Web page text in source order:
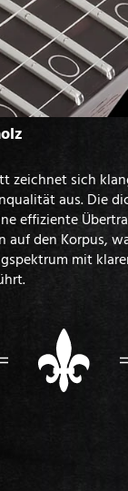
zeichnet sich
aus. Die
effiziente
auf den Korpus,
mit